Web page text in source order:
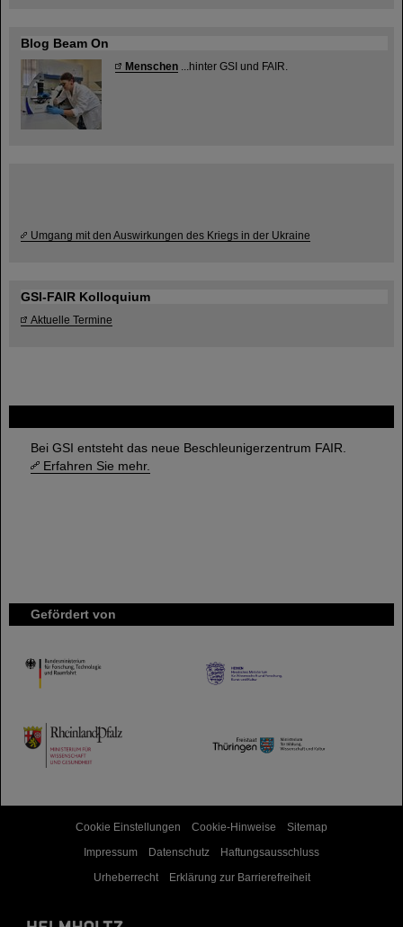
Bei GSI entsteht das neue Beschleunigerzentrum FAIR.
Erfahren Sie mehr.
Gefördert von
HMWK
TMWWDG
Blog Beam On
Menschen ...hinter GSI und FAIR.
Umgang mit den Auswirkungen des Kriegs in der Ukraine
GSI-FAIR Kolloquium
Aktuelle Termine
Cookie Einstellungen Cookie-Hinweise
Sitemap
Impressum
Datenschutz
Haftungsausschluss
Urheberrecht
Erklärung zur Barrierefreiheit